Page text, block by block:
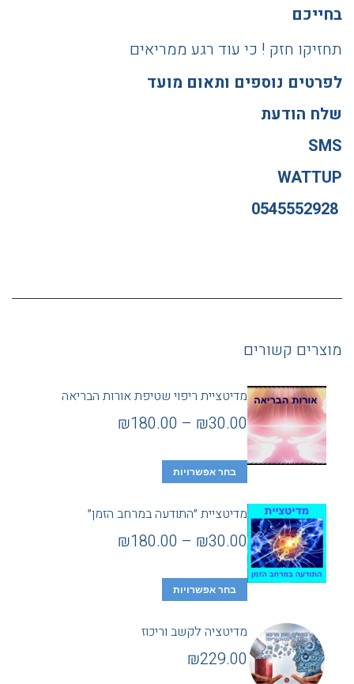
בחייכם
תחזיקו חזק ! כי עוד רגע ממריאים
לפרטים נוספים ותאום מועד
שלח הודעת
SMS
WATTUP
מוצרים קשורים
מדיטציית ריפוי שטיפת אורות הבריאה
₪30.00
–
₪180.00
בחר אפשרויות
מדיטציית ״התודעה במרחב הזמן״
₪30.00
–
₪180.00
בחר אפשרויות
מדיטציה לקשב וריכוז
₪229.00